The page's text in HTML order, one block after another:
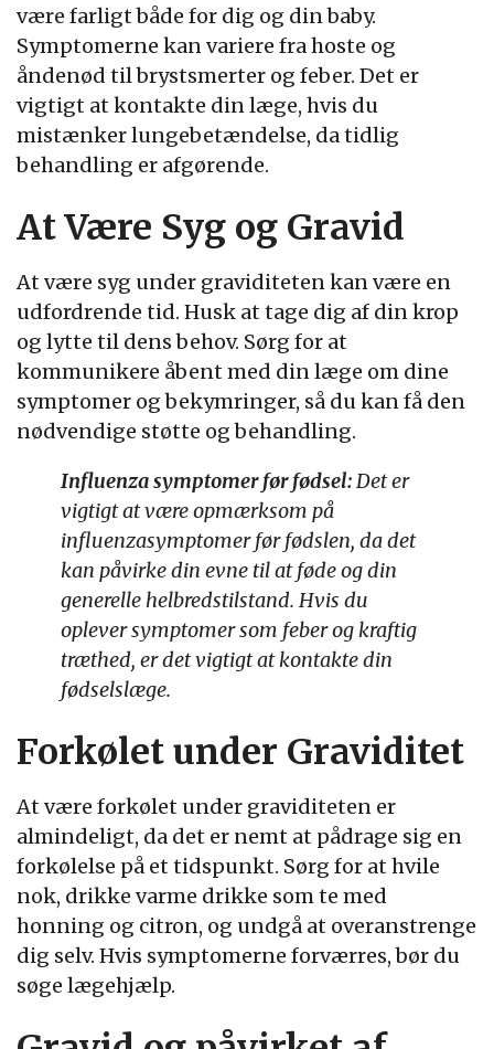
være farligt både for dig og din baby.
Symptomerne kan variere fra hoste og
åndenød til brystsmerter og feber. Det er
vigtigt at kontakte din læge, hvis du
mistænker lungebetændelse, da tidlig
behandling er afgørende.
At Være Syg og Gravid
At være syg under graviditeten kan være en
udfordrende tid. Husk at tage dig af din krop
og lytte til dens behov. Sørg for at
kommunikere åbent med din læge om dine
symptomer og bekymringer, så du kan få den
nødvendige støtte og behandling.
Influenza symptomer før fødsel:Det er
vigtigt at være opmærksom på
influenzasymptomer før fødslen, da det
kan påvirke din evne til at føde og din
generelle helbredstilstand. Hvis du
oplever symptomer som feber og kraftig
træthed, er det vigtigt at kontakte din
fødselslæge.
Forkølet under Graviditet
At være forkølet under graviditeten er
almindeligt, da det er nemt at pådrage sig en
forkølelse på et tidspunkt. Sørg for at hvile
nok, drikke varme drikke som te med
honning og citron, og undgå at overanstrenge
dig selv. Hvis symptomerne forværres, bør du
søge lægehjælp.